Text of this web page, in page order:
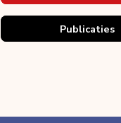
Publicaties